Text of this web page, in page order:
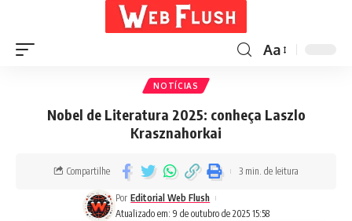
Aa
NOTÍCIAS
Nobel de Literatura 2025: conheça Laszlo
Krasznahorkai
Atualizado em: 9 de outubro de 2025 15:58
Por Editorial Web Flush
Compartilhe 3 min. de leitura